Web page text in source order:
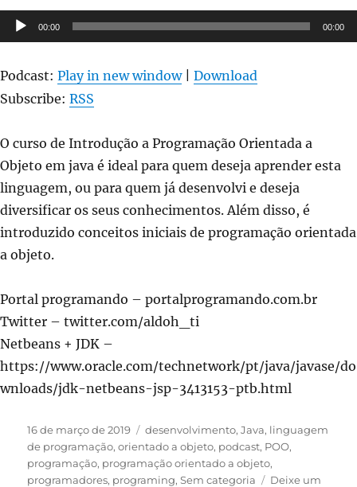
a
#9
Tocador
de
00:00 00:00
Podcast: Play in new window| Download
Subscribe: RSS
O curso de Introdução a Programação Orientada a
Objeto em java é ideal para quem deseja aprender esta
linguagem, ou para quem já desenvolvi e deseja
diversificar os seus conhecimentos. Além disso, é
introduzido conceitos iniciais de programação orientada
a objeto.
Portal programando – portalprogramando.com.br
Twitter – twitter.com/aldoh_ti
Netbeans + JDK –
https://www.oracle.com/technetwork/pt/java/javase/do
wnloads/jdk-netbeans-jsp-3413153-ptb.html
Publicado
em
16 de março de 2019 Categorias
desenvolvimento,Java, linguagem
de programação,orientado a objeto, podcast, POO,
programação, programação orientado a objeto,
programadores, programing,Sem categoria
Deixe um